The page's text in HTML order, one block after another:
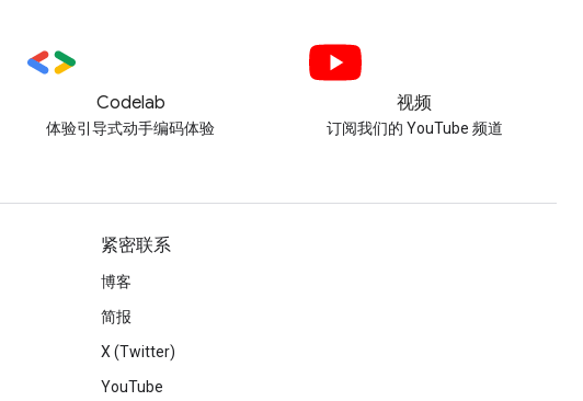
Codelab
体验引导式动手编码体验
视频
订阅我们的 YouTube 频道
紧密联系
博客
简报
X (Twitter)
YouTube